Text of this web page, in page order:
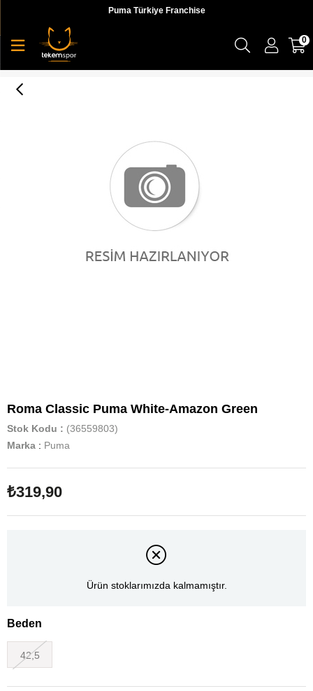
Puma Türkiye Franchise
0
Roma Classic Puma White-Amazon Green
Stok Kodu
(36559803)
Marka : Puma
₺319,90
Ürün stoklarımızda kalmamıştır.
Beden
42,5